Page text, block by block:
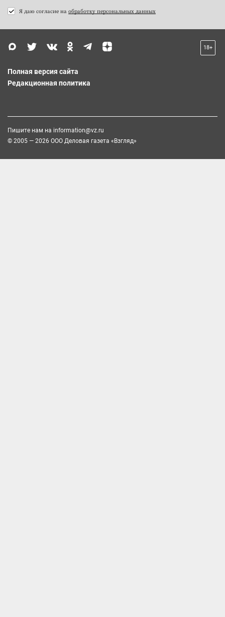
Я даю согласие на обработку персональных данных
18+
Полная версия сайта
Редакционная политика
Пишите нам на information@vz.ru
© 2005 — 2026 ООО Деловая газета «Взгляд»